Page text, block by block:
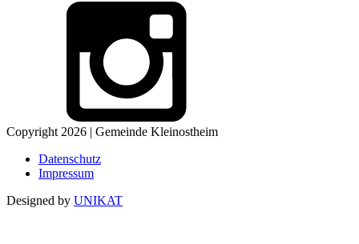
Copyright 2026 | Gemeinde Kleinostheim
Datenschutz
Impressum
Designed by UNIKAT